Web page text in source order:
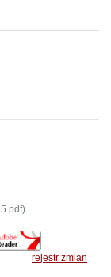
rejestr zmian